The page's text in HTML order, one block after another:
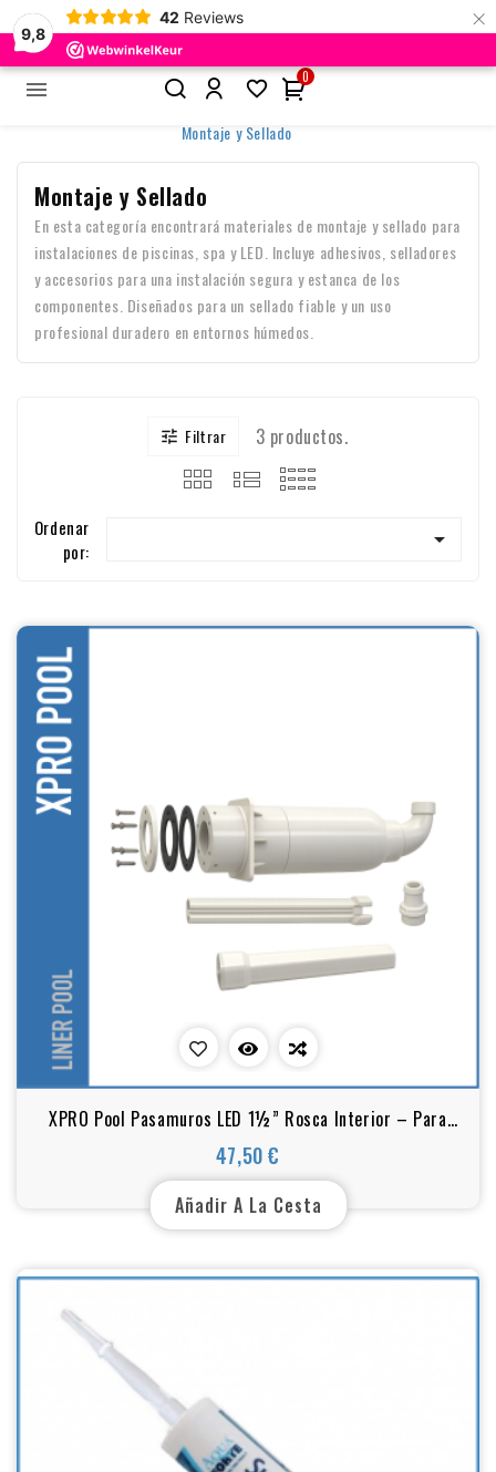
9,8
42 Reviews ×
 
0
Accesorios y Control
Conectores (IP65 / IP68)
Montaje y Sellado
Montaje y Sellado
En esta categoría encontrará materiales de montaje y sellado para
instalaciones de piscinas, spa y LED. Incluye adhesivos, selladores
y accesorios para una instalación segura y estanca de los
componentes. Diseñados para un sellado fiable y un uso
profesional duradero en entornos húmedos.
 Filtrar 3 productos.
Ordenar
por:

XPRO Pool Pasamuros LED 1½” Rosca Interior – Para
Iluminación de Piscinas (50–63 mm)
47,50 €
Precio
Añadir A La Cesta